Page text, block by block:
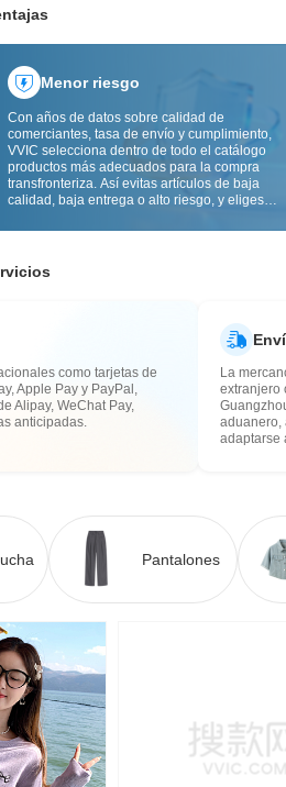
Menor riesgo
Con años de datos sobre calidad de
comerciantes, tasa de envío y cumplimiento,
VVIC selecciona dentro de todo el catálogo
productos más adecuados para la compra
transfronteriza. Así evitas artículos de baja
calidad, baja entrega o alto riesgo, y eliges
calidad transfronteriza y las etiquetas de
aduana y posventa.
como tarjetas de
Apple Pay y PayPal,
Alipay, WeChat Pay,
anticipadas.
La
extranjero
aduanero,
adaptarse
Pantalones